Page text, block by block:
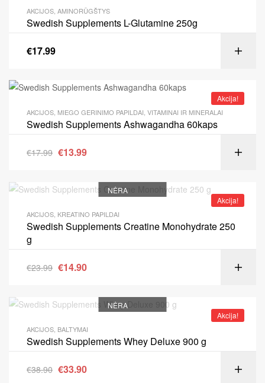
AKCIJOS AMINORŪGŠTYS
Swedish Supplements L-Glutamine 250g
€17.99
Akcija!
AKCIJOS, MIEGO GERINIMO PAPILDAI, VITAMINAI IR MINERALAI
Swedish Supplements Ashwagandha 60kaps
€17.99 €13.99
Akcija!
NĖRA
AKCIJOS, KREATINO PAPILDAI
Swedish Supplements Creatine Monohydrate 250
g
€23.99 €14.90
Akcija!
NĖRA
AKCIJOS BALTYMAI
Swedish Supplements Whey Deluxe 900 g
€38.90 €33.90